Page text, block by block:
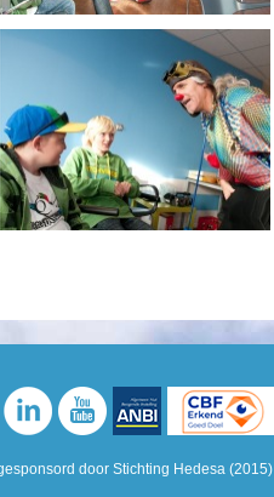
door Stichting Hedesa (2015)